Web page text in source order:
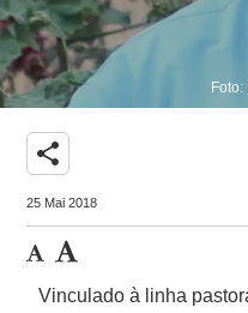
Foto:
share
25 Mai 2018
Vinculado à linha